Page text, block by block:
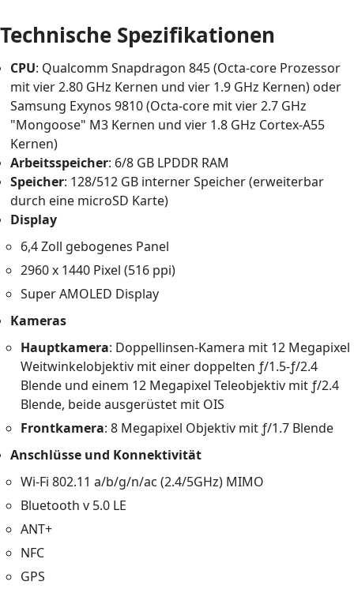
Technische Spezifikationen
CPU: Qualcomm Snapdragon 845 (Octa-core Prozessor
mit vier 2.80 GHz Kernen und vier 1.9 GHz Kernen) oder
Samsung Exynos 9810 (Octa-core mit vier 2.7 GHz
"Mongoose" M3 Kernen und vier 1.8 GHz Cortex-A55
Kernen)
Arbeitsspeicher: 6/8 GB LPDDR RAM
Speicher: 128/512 GB interner Speicher (erweiterbar
durch eine microSD Karte)
Display
6,4 Zoll gebogenes Panel
2960 x 1440 Pixel (516 ppi)
Super AMOLED Display
Kameras
Hauptkamera: Doppellinsen-Kamera mit 12 Megapixel
Weitwinkelobjektiv mit einer doppelten ƒ/1.5-ƒ/2.4
Blende und einem 12 Megapixel Teleobjektiv mit ƒ/2.4
Blende, beide ausgerüstet mit OIS
Frontkamera: 8 Megapixel Objektiv mit ƒ/1.7 Blende
Anschlüsse und Konnektivität
Wi-Fi 802.11 a/b/g/n/ac (2.4/5GHz) MIMO
Bluetooth v 5.0 LE
ANT+
NFC
GPS